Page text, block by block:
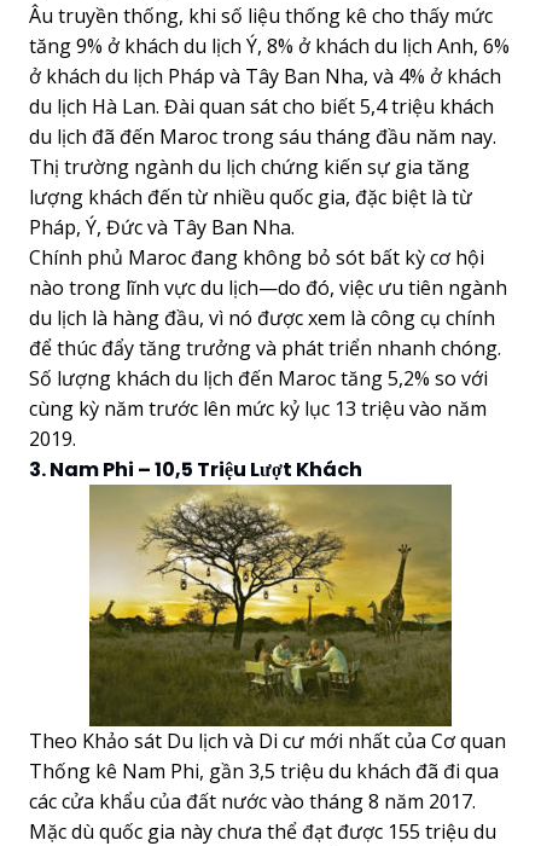
Âu truyền thống, khi số liệu thống kê cho thấy mức
tăng 9% ở khách du lịch Ý, 8% ở khách du lịch Anh, 6%
ở khách du lịch Pháp và Tây Ban Nha, và 4% ở khách
du lịch Hà Lan. Đài quan sát cho biết 5,4 triệu khách
du lịch đã đến Maroc trong sáu tháng đầu năm nay.
Thị trường ngành du lịch chứng kiến sự gia tăng
lượng khách đến từ nhiều quốc gia, đặc biệt là từ
Pháp, Ý, Đức và Tây Ban Nha.
Chính phủ Maroc đang không bỏ sót bất kỳ cơ hội
nào trong lĩnh vực du lịch—do đó, việc ưu tiên ngành
du lịch là hàng đầu, vì nó được xem là công cụ chính
để thúc đẩy tăng trưởng và phát triển nhanh chóng.
Số lượng khách du lịch đến Maroc tăng 5,2% so với
cùng kỳ năm trước lên mức kỷ lục 13 triệu vào năm
2019.
3. Nam Phi – 10,5 Triệu Lượt Khách
Theo Khảo sát Du lịch và Di cư mới nhất của Cơ quan
Thống kê Nam Phi, gần 3,5 triệu du khách đã đi qua
các cửa khẩu của đất nước vào tháng 8 năm 2017.
Mặc dù quốc gia này chưa thể đạt được 155 triệu du